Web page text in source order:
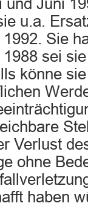
Juni
u.a.
Sie
sei
könne
Verlust
ohne
haben